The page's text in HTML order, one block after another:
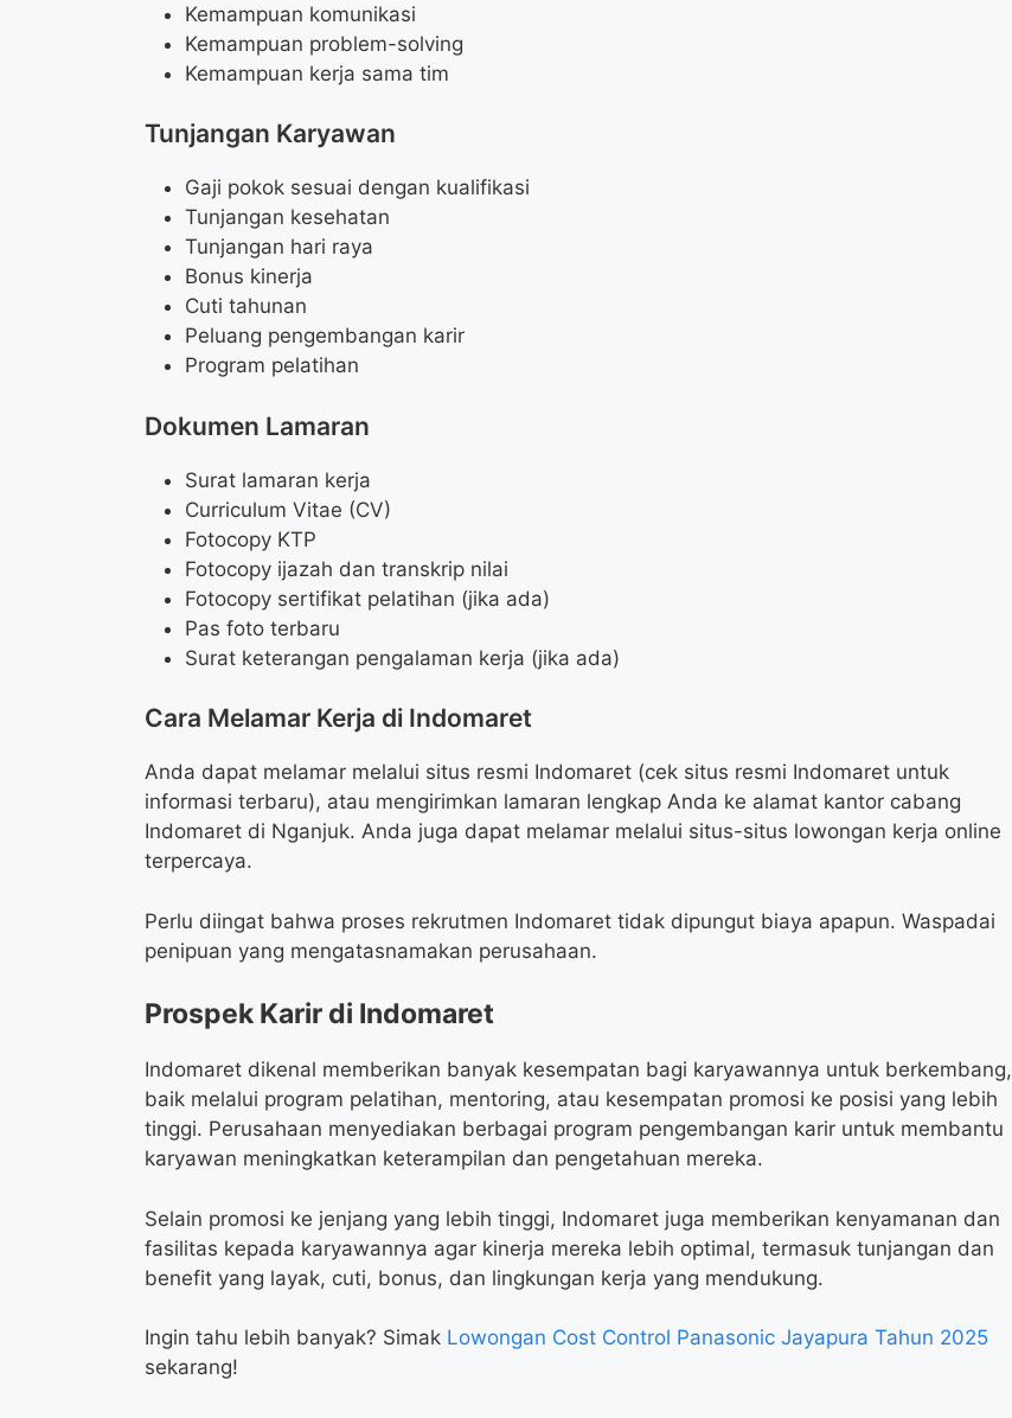
Kemampuan komunikasi
Kemampuan problem-solving
Kemampuan kerja sama tim
Tunjangan Karyawan
Gaji pokok sesuai dengan kualifikasi
Tunjangan kesehatan
Tunjangan hari raya
Bonus kinerja
Cuti tahunan
Peluang pengembangan karir
Program pelatihan
Dokumen Lamaran
Surat lamaran kerja
Curriculum Vitae (CV)
Fotocopy KTP
Fotocopy ijazah dan transkrip nilai
Fotocopy sertifikat pelatihan (jika ada)
Pas foto terbaru
Surat keterangan pengalaman kerja (jika ada)
Cara Melamar Kerja di Indomaret
Anda dapat melamar melalui situs resmi Indomaret (cek situs resmi Indomaret untuk
informasi terbaru), atau mengirimkan lamaran lengkap Anda ke alamat kantor cabang
Indomaret di Nganjuk. Anda juga dapat melamar melalui situs-situs lowongan kerja online
terpercaya.
Perlu diingat bahwa proses rekrutmen Indomaret tidak dipungut biaya apapun. Waspadai
penipuan yang mengatasnamakan perusahaan.
Prospek Karir di Indomaret
Indomaret dikenal memberikan banyak kesempatan bagi karyawannya untuk berkembang,
baik melalui program pelatihan, mentoring, atau kesempatan promosi ke posisi yang lebih
tinggi. Perusahaan menyediakan berbagai program pengembangan karir untuk membantu
karyawan meningkatkan keterampilan dan pengetahuan mereka.
Selain promosi ke jenjang yang lebih tinggi, Indomaret juga memberikan kenyamanan dan
fasilitas kepada karyawannya agar kinerja mereka lebih optimal, termasuk tunjangan dan
benefit yang layak, cuti, bonus, dan lingkungan kerja yang mendukung.
Ingin tahu lebih banyak? Simak Lowongan Cost Control Panasonic Jayapura Tahun 2025
sekarang!